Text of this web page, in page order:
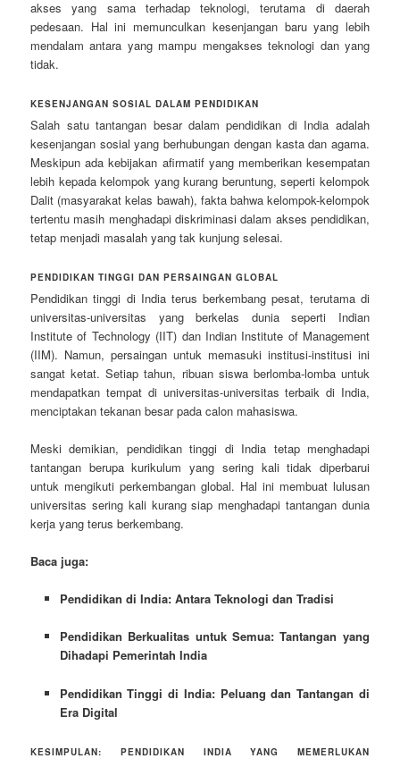
akses yang sama terhadap teknologi, terutama di daerah
pedesaan. Hal ini memunculkan kesenjangan baru yang lebih
mendalam antara yang mampu mengakses teknologi dan yang
tidak.
KESENJANGAN SOSIAL DALAM PENDIDIKAN
Salah satu tantangan besar dalam pendidikan di India adalah
kesenjangan sosial yang berhubungan dengan kasta dan agama.
Meskipun ada kebijakan afirmatif yang memberikan kesempatan
lebih kepada kelompok yang kurang beruntung, seperti kelompok
Dalit (masyarakat kelas bawah), fakta bahwa kelompok-kelompok
tertentu masih menghadapi diskriminasi dalam akses pendidikan,
tetap menjadi masalah yang tak kunjung selesai.
PENDIDIKAN TINGGI DAN PERSAINGAN GLOBAL
Pendidikan tinggi di India terus berkembang pesat, terutama di
universitas-universitas yang berkelas dunia seperti Indian
Institute of Technology (IIT) dan Indian Institute of Management
(IIM). Namun, persaingan untuk memasuki institusi-institusi ini
sangat ketat. Setiap tahun, ribuan siswa berlomba-lomba untuk
mendapatkan tempat di universitas-universitas terbaik di India,
menciptakan tekanan besar pada calon mahasiswa.
Meski demikian, pendidikan tinggi di India tetap menghadapi
tantangan berupa kurikulum yang sering kali tidak diperbarui
untuk mengikuti perkembangan global. Hal ini membuat lulusan
universitas sering kali kurang siap menghadapi tantangan dunia
kerja yang terus berkembang.
Baca juga:
Pendidikan di India: Antara Teknologi dan Tradisi
Pendidikan Berkualitas untuk Semua: Tantangan yang
Dihadapi Pemerintah India
Pendidikan Tinggi di India: Peluang dan Tantangan di
Era Digital
KESIMPULAN: PENDIDIKAN INDIA YANG MEMERLUKAN